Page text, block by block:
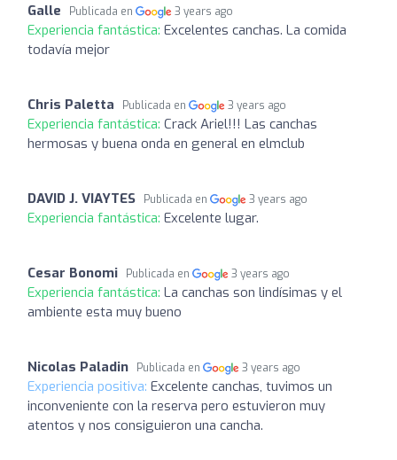
Galle Publicada en 3 years ago
Experiencia fantástica: Excelentes canchas. La comida
todavía mejor
Chris Paletta Publicada en 3 years ago
Experiencia fantástica: Crack Ariel!!! Las canchas
hermosas y buena onda en general en elmclub
DAVID J. VIAYTES Publicada en 3 years ago
Experiencia fantástica: Excelente lugar.
Cesar Bonomi Publicada en 3 years ago
Experiencia fantástica: La canchas son lindísimas y el
ambiente esta muy bueno
Nicolas Paladin Publicada en 3 years ago
Experiencia positiva: Excelente canchas, tuvimos un
inconveniente con la reserva pero estuvieron muy
atentos y nos consiguieron una cancha.